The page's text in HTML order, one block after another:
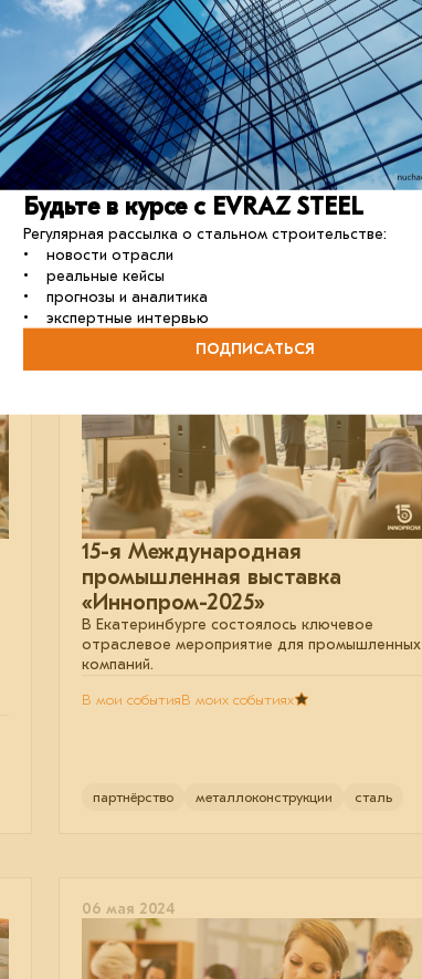
защите.p
отрасль развивайся_с_нами сталь
15-я Международная
промышленная выставка
«Иннопром-2025»
В Екатеринбурге состоялось ключевое
отраслевое мероприятие для промышленных
компаний.
В мои событияВ моих событиях
партнёрство металлоконструкции сталь
06 мая 2024
Будьте в курсе с EVRAZ STEEL
Регулярная рассылка о стальном строительстве:
• новости отрасли
• реальные кейсы
• прогнозы и аналитика
• экспертные интервью
ПОДПИСАТЬСЯ